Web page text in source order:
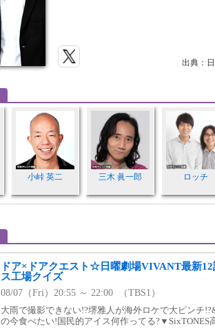
出典：
小峠 英二 三木 眞一郎 ロッチ
ドア×ドアクエスト☆日曜劇場VIVANT最新
ス工場クイズ
08/07（Fri）20:55 ～ 22:00 （TBS1）
大雨で撮影できない!?堺雅人が海外ロケで大ピンチ
の今食べたい!国民的アイス何作ってる?▼SixTONES